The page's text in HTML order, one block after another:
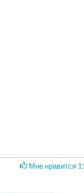
Мне нравится